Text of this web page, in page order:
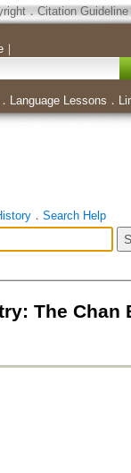
．Citation Guideline
｜
． Language Lessons ．
． Search Help
The Chan